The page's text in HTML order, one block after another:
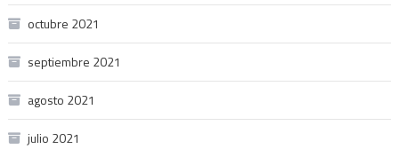
octubre 2021
septiembre 2021
agosto 2021
julio 2021